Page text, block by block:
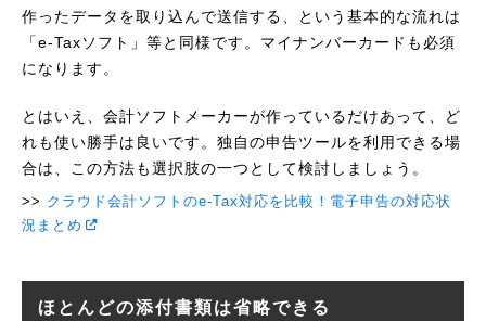
作ったデータを取り込んで送信する、という基本的な流れは
「e-Taxソフト」等と同様です。マイナンバーカードも必須
になります。
とはいえ、会計ソフトメーカーが作っているだけあって、ど
れも使い勝手は良いです。独自の申告ツールを利用できる場
合は、この方法も選択肢の一つとして検討しましょう。
クラウド会計ソフトのe-Tax対応を比較！電子申告の対応状
況まとめ
ほとんどの添付書類は省略できる